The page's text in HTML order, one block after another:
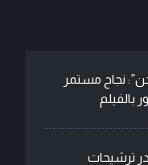
نجاح مستمر
بالفيلم
ترشيحات